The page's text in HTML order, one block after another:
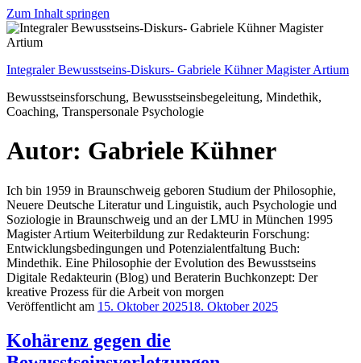
Zum Inhalt springen
Integraler Bewusstseins-Diskurs- Gabriele Kühner Magister Artium
Bewusstseinsforschung, Bewusstseinsbegeleitung, Mindethik,
Coaching, Transpersonale Psychologie
Autor: Gabriele Kühner
Ich bin 1959 in Braunschweig geboren Studium der Philosophie,
Neuere Deutsche Literatur und Linguistik, auch Psychologie und
Soziologie in Braunschweig und an der LMU in München 1995
Magister Artium Weiterbildung zur Redakteurin Forschung:
Entwicklungsbedingungen und Potenzialentfaltung Buch:
Mindethik. Eine Philosophie der Evolution des Bewusstseins
Digitale Redakteurin (Blog) und Beraterin Buchkonzept: Der
kreative Prozess für die Arbeit von morgen
Veröffentlicht am 15. Oktober 202518. Oktober 2025
Kohärenz gegen die